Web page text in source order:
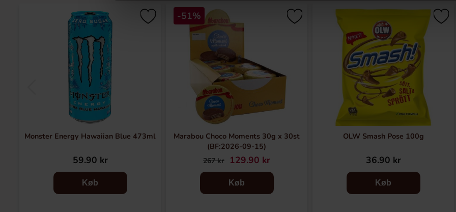
Monster Energy Hawaiian Blue 473ml
59.90 kr
Køb
-51%
Marabou Choco Moments 30g x 30st
(BF:2026-09-15)
267 kr 129.90 kr
Køb
OLW Smash Pose 100g
36.90 kr
Køb